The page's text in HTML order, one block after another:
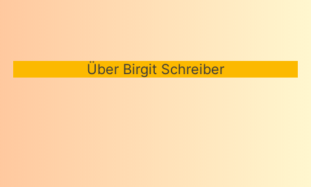
Über Birgit Schreiber